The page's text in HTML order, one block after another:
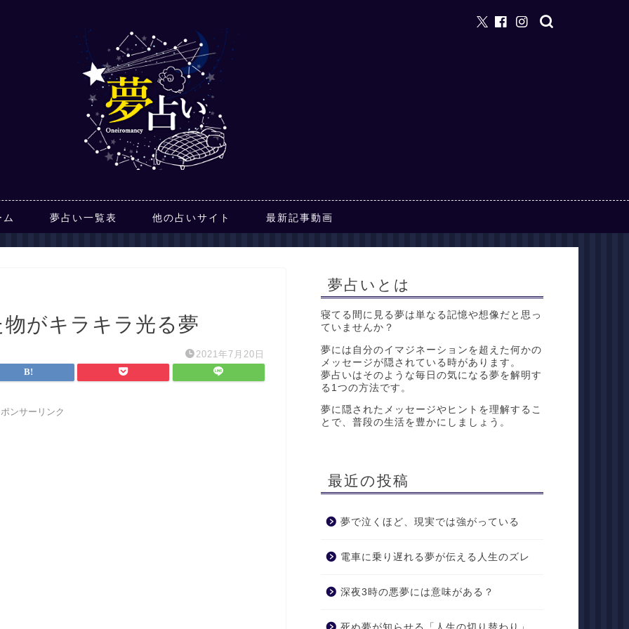
ム 夢占い一覧表 他の占いサイト 最新記事動画
物がキラキラ光る夢
2021年7月20日
ンサーリンク
夢占いとは
寝てる間に見る夢は単なる記憶や想像だと思っ
ていませんか？
夢には自分のイマジネーションを超えた何かの
メッセージが隠されている時があります。
夢占いはそのような毎日の気になる夢を解明す
る1つの方法です。
夢に隠されたメッセージやヒントを理解するこ
とで、普段の生活を豊かにしましょう。
最近の投稿
夢で泣くほど、現実では強がっている
電車に乗り遅れる夢が伝える人生のズレ
深夜3時の悪夢には意味がある？